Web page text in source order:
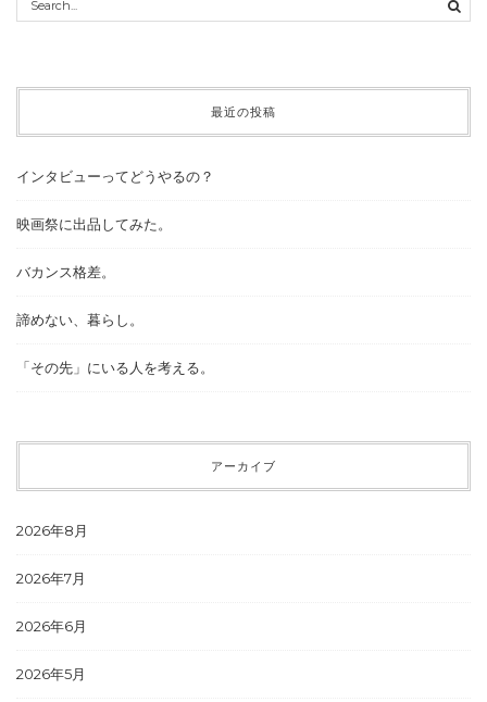
最近の投稿
インタビューってどうやるの？
映画祭に出品してみた。
バカンス格差。
諦めない、暮らし。
「その先」にいる人を考える。
アーカイブ
2026年8月
2026年7月
2026年6月
2026年5月